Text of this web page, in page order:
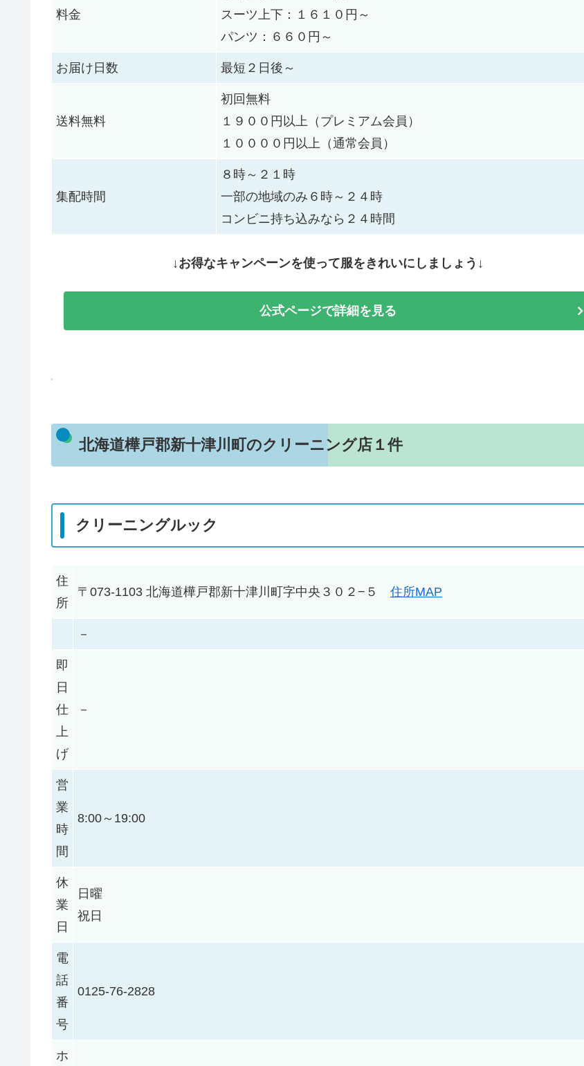
料金
スーツ上下：１６１０円～
パンツ：６６０円～
お届け日数 最短２日後～
送料無料
初回無料
１９００円以上（プレミアム会員）
１００００円以上（通常会員）
集配時間
８時～２１時
一部の地域のみ６時～２４時
コンビニ持ち込みなら２４時間
↓お得なキャンペーンを使って服をきれいにしましょう↓
公式ページで詳細を見る
北海道樺戸郡新十津川町‎のクリーニング店１件
クリーニングルック
住
所
〒073-1103 北海道樺戸郡新十津川町字中央３０２−５ 住所MAP
－
即
日
仕
上
げ
－
営
業
時
間
8:00～19:00
休
業
日
日曜
祝日
電
話
番
号
0125-76-2828
ホ